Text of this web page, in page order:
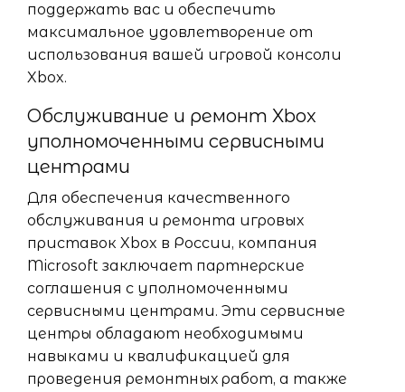
поддержать вас и обеспечить
максимальное удовлетворение от
использования вашей игровой консоли
Xbox.
Обслуживание и ремонт Xbox
уполномоченными сервисными
центрами
Для обеспечения качественного
обслуживания и ремонта игровых
приставок Xbox в России, компания
Microsoft заключает партнерские
соглашения с уполномоченными
сервисными центрами. Эти сервисные
центры обладают необходимыми
навыками и квалификацией для
проведения ремонтных работ, а также